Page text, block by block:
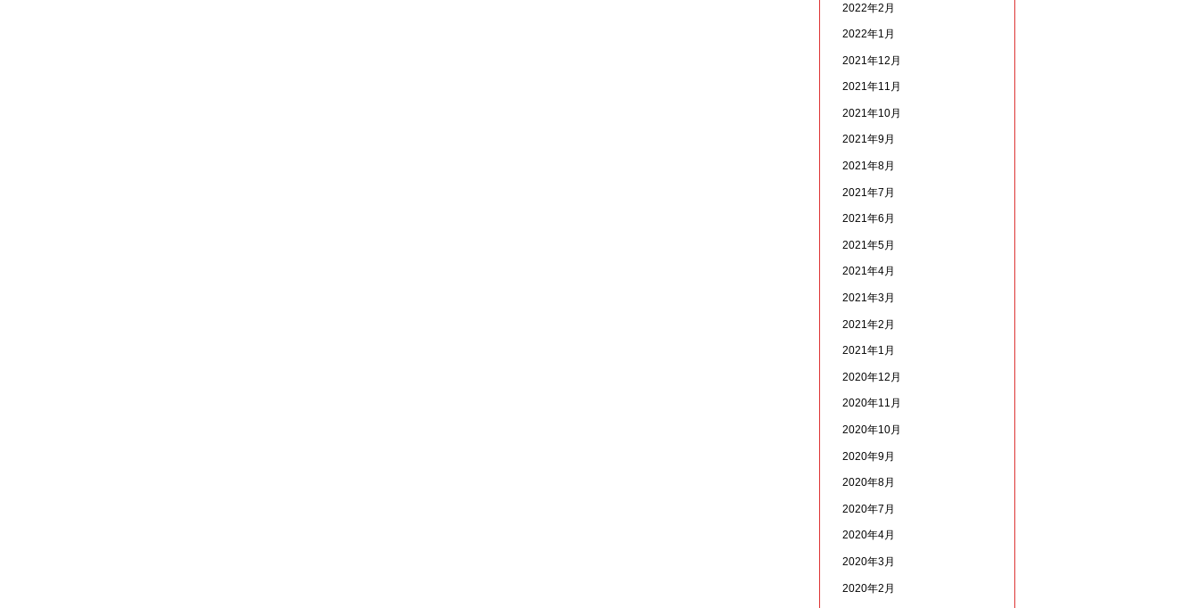
2022年2月
2022年1月
2021年12月
2021年11月
2021年10月
2021年9月
2021年8月
2021年7月
2021年6月
2021年5月
2021年4月
2021年3月
2021年2月
2021年1月
2020年12月
2020年11月
2020年10月
2020年9月
2020年8月
2020年7月
2020年4月
2020年3月
2020年2月